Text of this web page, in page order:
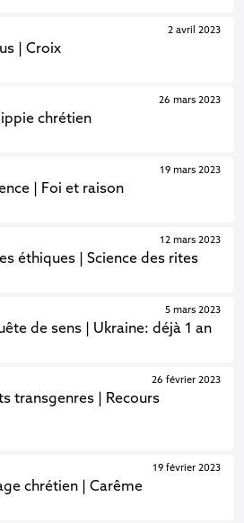
| Croix
2 avril 2023
chrétien
26 mars 2023
| Foi et raison
19 mars 2023
éthiques | Science des rites
12 mars 2023
de sens | Ukraine: déjà 1 an
5 mars 2023
transgenres | Recours
26 février 2023
chrétien | Carême
19 février 2023